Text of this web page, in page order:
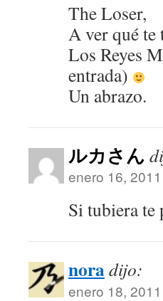
The Loser,
A ver qué te
Los Reyes
entrada)
Un abrazo.
ルカさん
enero 16,
Si tubiera
noradijo:
enero 18,